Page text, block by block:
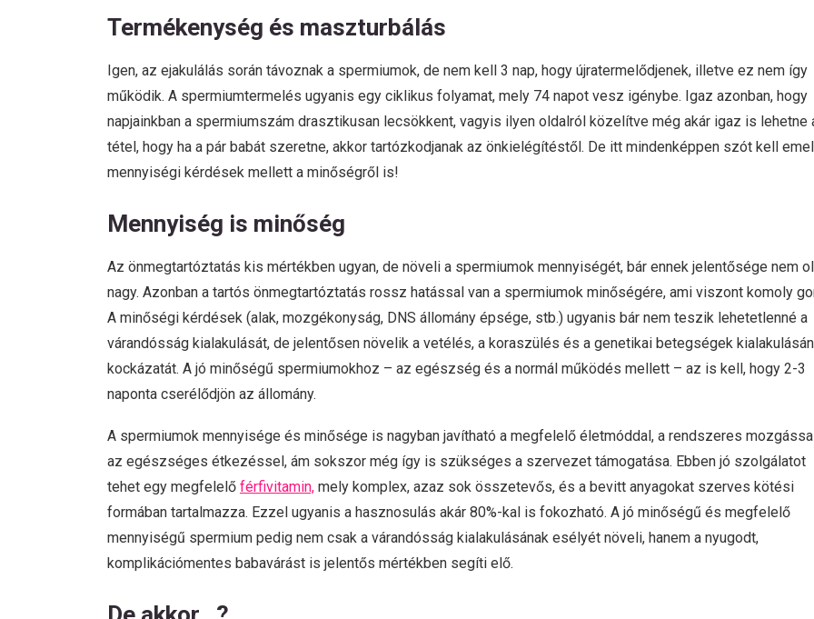
Termékenység és maszturbálás
Igen, az ejakulálás során távoznak a spermiumok, de nem kell 3 nap, hogy újratermelődjenek, illetve ez nem így
működik. A spermiumtermelés ugyanis egy ciklikus folyamat, mely 74 napot vesz igénybe. Igaz azonban, hogy
napjainkban a spermiumszám drasztikusan lecsökkent, vagyis ilyen oldalról közelítve még akár igaz is lehetne
tétel, hogy ha a pár babát szeretne, akkor tartózkodjanak az önkielégítéstől. De itt mindenképpen szót kell
mennyiségi kérdések mellett a minőségről is!
Mennyiség is minőség
Az önmegtartóztatás kis mértékben ugyan, de növeli a spermiumok mennyiségét, bár ennek jelentősége nem
nagy. Azonban a tartós önmegtartóztatás rossz hatással van a spermiumok minőségére, ami viszont komoly
A minőségi kérdések (alak, mozgékonyság, DNS állomány épsége, stb.) ugyanis bár nem teszik lehetetlenné a
várandósság kialakulását, de jelentősen növelik a vetélés, a koraszülés és a genetikai betegségek
kockázatát. A jó minőségű spermiumokhoz – az egészség és a normál működés mellett – az is kell, hogy 2-3
naponta cserélődjön az állomány.
A spermiumok mennyisége és minősége is nagyban javítható a megfelelő életmóddal, a rendszeres
az egészséges étkezéssel, ám sokszor még így is szükséges a szervezet támogatása. Ebben jó szolgálatot
tehet egy megfelelő férfivitamin, mely komplex, azaz sok összetevős, és a bevitt anyagokat szerves kötési
formában tartalmazza. Ezzel ugyanis a hasznosulás akár 80%-kal is fokozható. A jó minőségű és megfelelő
mennyiségű spermium pedig nem csak a várandósság kialakulásának esélyét növeli, hanem a nyugodt,
komplikációmentes babavárást is jelentős mértékben segíti elő.